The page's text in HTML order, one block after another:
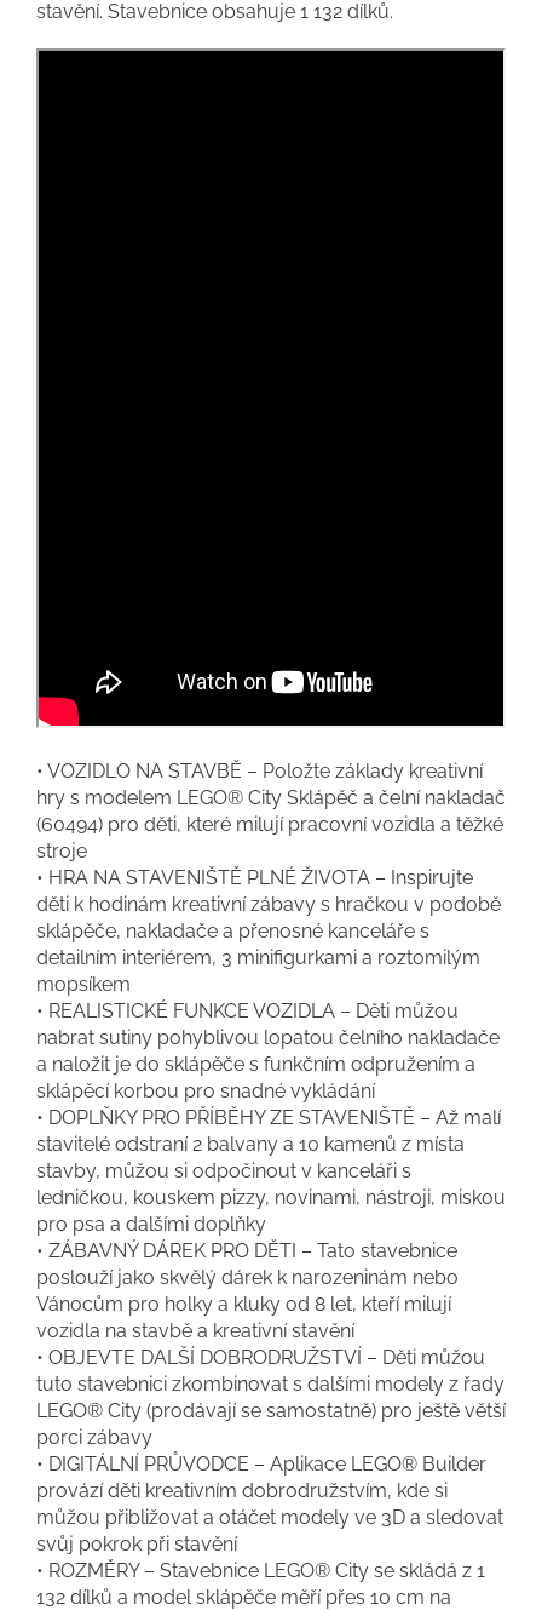
stavění. Stavebnice obsahuje 1 132 dílků.
• VOZIDLO NA STAVBĚ – Položte základy kreativní
hry s modelem LEGO® City Sklápěč a čelní nakladač
(60494) pro děti, které milují pracovní vozidla a těžké
stroje
• HRA NA STAVENIŠTĚ PLNÉ ŽIVOTA – Inspirujte
děti k hodinám kreativní zábavy s hračkou v podobě
sklápěče, nakladače a přenosné kanceláře s
detailním interiérem, 3 minifigurkami a roztomilým
mopsíkem
• REALISTICKÉ FUNKCE VOZIDLA – Děti můžou
nabrat sutiny pohyblivou lopatou čelního nakladače
a naložit je do sklápěče s funkčním odpružením a
sklápěcí korbou pro snadné vykládání
• DOPLŇKY PRO PŘÍBĚHY ZE STAVENIŠTĚ – Až malí
stavitelé odstraní 2 balvany a 10 kamenů z místa
stavby, můžou si odpočinout v kanceláři s
ledničkou, kouskem pizzy, novinami, nástroji, miskou
pro psa a dalšími doplňky
• ZÁBAVNÝ DÁREK PRO DĚTI – Tato stavebnice
poslouží jako skvělý dárek k narozeninám nebo
Vánocům pro holky a kluky od 8 let, kteří milují
vozidla na stavbě a kreativní stavění
• OBJEVTE DALŠÍ DOBRODRUŽSTVÍ – Děti můžou
tuto stavebnici zkombinovat s dalšími modely z řady
LEGO® City (prodávají se samostatně) pro ještě větší
porci zábavy
• DIGITÁLNÍ PRŮVODCE – Aplikace LEGO® Builder
provází děti kreativním dobrodružstvím, kde si
můžou přibližovat a otáčet modely ve 3D a sledovat
svůj pokrok při stavění
• ROZMĚRY – Stavebnice LEGO® City se skládá z 1
132 dílků a model sklápěče měří přes 10 cm na